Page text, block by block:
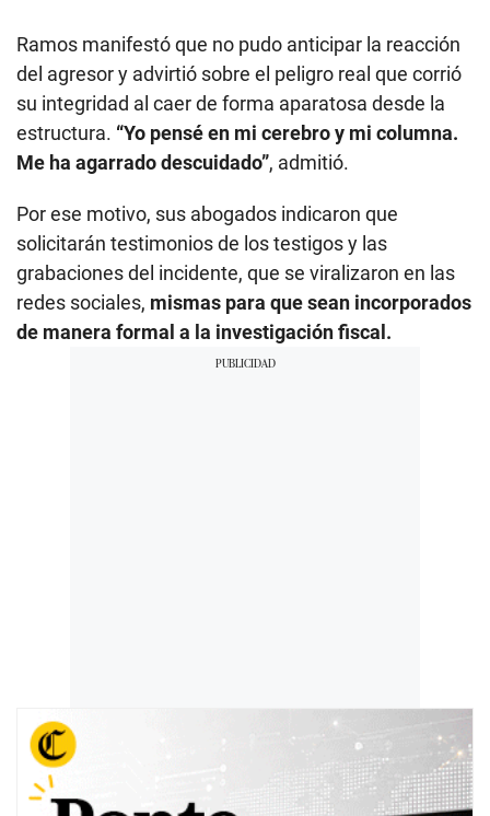
Ramos manifestó que no pudo anticipar la reacción
del agresor y advirtió sobre el peligro real que corrió
su integridad al caer de forma aparatosa desde la
estructura. “Yo pensé en mi cerebro y mi columna.
Me ha agarrado descuidado”, admitió.
Por ese motivo, sus abogados indicaron que
solicitarán testimonios de los testigos y las
grabaciones del incidente, que se viralizaron en las
redes sociales, mismas para que sean incorporados
de manera formal a la investigación fiscal.